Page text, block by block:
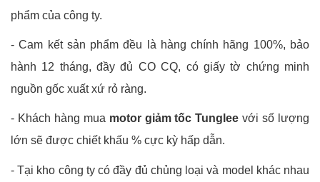
phẩm của công ty.
-Cam kết sản phẩm đều là hàng chính hãng 100%, bảo
hành 12 tháng, đầy đủ CO CQ, có giấy tờ chứng minh
nguồn gốc xuất xứ rỏ ràng.
- Khách hàng mua motor giảm tốc Tunglee với số lượng
lớn sẽ được chiết khấu % cực kỳ hấp dẫn.
- Tại kho công ty có đầy đủ chủng loại và model khác nhau